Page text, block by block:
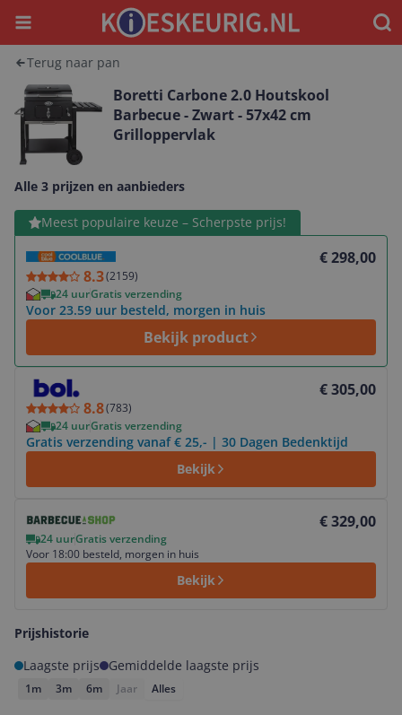
Menu
Terug naar pan
Boretti Carbone 2.0 Houtskool
Barbecue - Zwart - 57x42 cm
Grilloppervlak
Alle 3 prijzen en aanbieders
Meest populaire keuze – Scherpste prijs!
8.3(2159)
€ 298,00
24 uurGratis verzending
Voor 23.59 uur besteld, morgen in huis
Bekijk product
Bekijk product
8.8(783)
€ 305,00
24 uurGratis verzending
Gratis verzending vanaf € 25,- | 30 Dagen Bedenktijd
Bekijk
Bekijk product
€ 329,00
24 uurGratis verzending
Voor 18:00 besteld, morgen in huis
Bekijk
Prijshistorie
Laagste prijs
Gemiddelde laagste prijs
1m 3m 6m Jaar Alles